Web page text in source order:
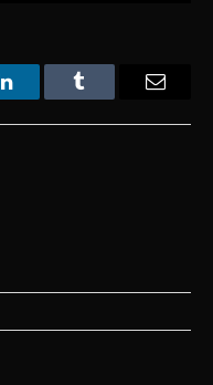
LinkedInTumblr